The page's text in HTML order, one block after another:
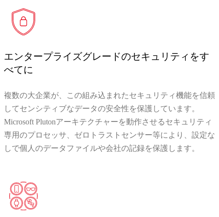
エンタープライズグレードのセキュリティをす
べてに
複数の大企業が、この組み込まれたセキュリティ機能を信頼
してセンシティブなデータの安全性を保護しています。
Microsoft Plutonアーキテクチャーを動作させるセキュリティ
専用のプロセッサ、ゼロトラストセンサー等により、設定な
しで個人のデータファイルや会社の記録を保護します。